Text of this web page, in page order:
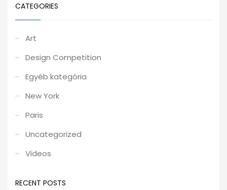
CATEGORIES
Art
Design Competition
Egyéb kategória
New York
Paris
Uncategorized
Videos
RECENT POSTS